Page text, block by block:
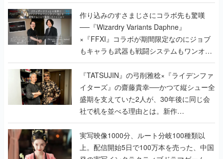
作り込みのすさまじさにコラボ先も驚嘆
──『Wizardry Variants Daphne』
×『FFXI』コラボが期間限定なのにジョブ
もキャラも武器も戦闘システムもワンオフ
で作り込まれた理由を両ディレクターに聞
く
『TATSUJIN』の弓削雅稔×『ライデンファ
イターズ』の齋藤貴幸──かつて縦シュー全
盛期を支えていた2人が、30年後に同じ会
社で机を並べる理由とは。新作
『TATSUJIN EXTREME』で初タッグを組
んだレジェンド2人に訊く開発秘話
実写映像1000分、ルート分岐100種類以
上。配信開始5日で100万本を売った、中国